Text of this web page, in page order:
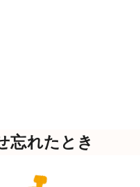
忘れたとき